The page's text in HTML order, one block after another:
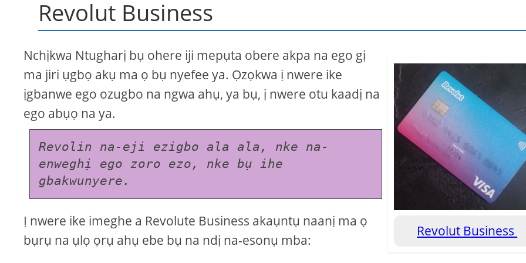
Revolut Business
Revolut Business
Nchịkwa Ntugharị bụ ohere iji mepụta obere akpa na ego gị
ma jiri ụgbọ akụ ma ọ bụ nyefee ya. Ọzọkwa ị nwere ike
ịgbanwe ego ozugbo na ngwa ahụ, ya bụ, ị nwere otu kaadị na
ego abụọ na ya.
Revolin na-eji ezigbo ala ala, nke na-
enweghị ego zoro ezo, nke bụ ihe
gbakwunyere.
Ị nwere ike imeghe a Revolute Business akaụntụ naanị ma ọ
bụrụ na ụlọ ọrụ ahụ ebe bụ na ndị na-esonụ mba: